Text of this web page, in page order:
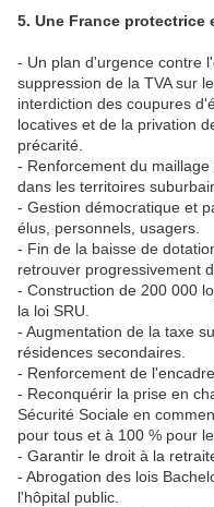
5. Une France protectrice
- Un plan d'urgence contre
suppression de la TVA sur
interdiction des coupures
locatives et de la privation
précarité.
- Renforcement du
dans les territoires
- Gestion démocratique et
élus, personnels, usagers.
- Fin de la baisse de
retrouver progressivement
- Construction de 200 000
la loi SRU.
- Augmentation de la taxe
résidences secondaires.
- Renforcement de
- Reconquérir la prise en
Sécurité Sociale en
pour tous et à 100 % pour
- Garantir le droit à la
- Abrogation des lois
l'hôpital public.